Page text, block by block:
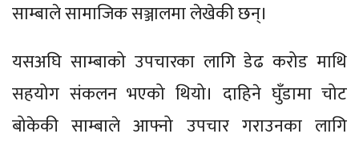
साम्बाले सामाजिक सञ्जालमा लेखेकी छन्।
यसअघि साम्बाको उपचारका लागि डेढ करोड माथि
सहयोग संकलन भएको थियो। दाहिने घुँडामा चोट
बोकेकी साम्बाले आफ्नो उपचार गराउनका लागि